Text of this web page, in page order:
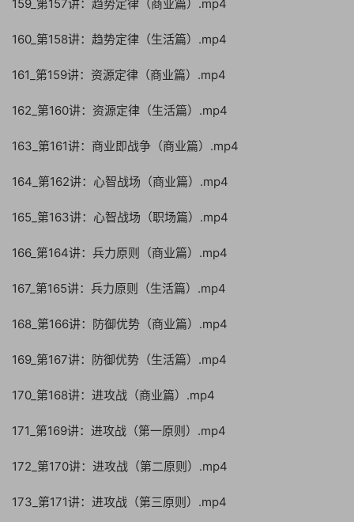
159_第157讲：趋势定律（商业篇）.mp4
160_第158讲：趋势定律（生活篇）.mp4
161_第159讲：资源定律（商业篇）.mp4
162_第160讲：资源定律（生活篇）.mp4
163_第161讲：商业即战争（商业篇）.mp4
164_第162讲：心智战场（商业篇）.mp4
165_第163讲：心智战场（职场篇）.mp4
166_第164讲：兵力原则（商业篇）.mp4
167_第165讲：兵力原则（生活篇）.mp4
168_第166讲：防御优势（商业篇）.mp4
169_第167讲：防御优势（生活篇）.mp4
170_第168讲：进攻战（商业篇）.mp4
171_第169讲：进攻战（第一原则）.mp4
172_第170讲：进攻战（第二原则）.mp4
173_第171讲：进攻战（第三原则）.mp4